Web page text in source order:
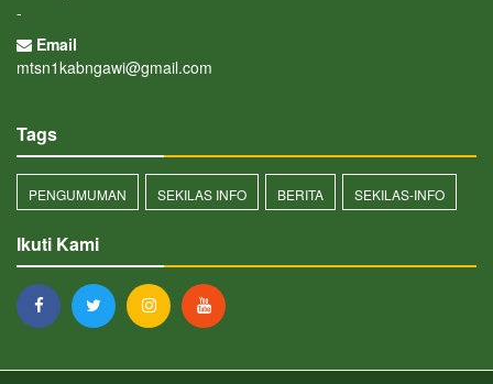
-
Email
mtsn1kabngawi@gmail.com
Tags
PENGUMUMAN SEKILAS INFO BERITA SEKILAS-INFO
Ikuti Kami